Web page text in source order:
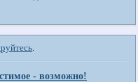
- возможно!